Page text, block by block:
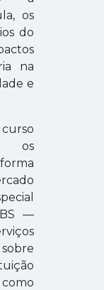
os
do
na
e
os
—